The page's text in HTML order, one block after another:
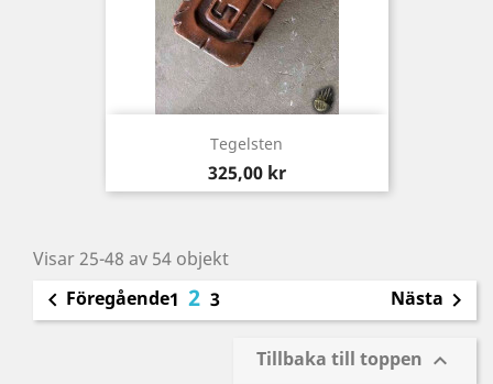
Tegelsten
Pris
325,00 kr
Visar 25-48 av 54 objekt
 Föregående1 2 3 Nästa 
Tillbaka till toppen 